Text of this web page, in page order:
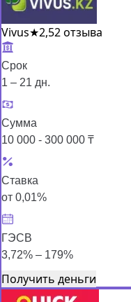
Vivus★2,52 отзыва
Срок
1 – 21 дн.
Сумма
10 000 - 300 000 ₸
Ставка
от 0,01%
ГЭСВ
3,72% – 179%
Получить деньги